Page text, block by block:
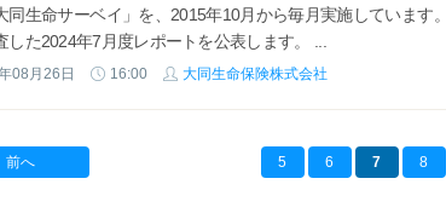
同生命サーベイ」を、2015年10月から毎月実施していま
した2024年7月度レポートを公表します。 ...
08月26日 16:00 大同生命保険株式会社
前へ 5 6 7 8